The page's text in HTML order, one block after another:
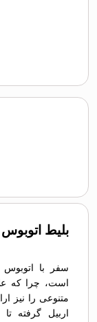
بلیط اتوبوس
سفر با اتوبوس
است، چرا که
متنوعی را نیز
اربیل گرفته